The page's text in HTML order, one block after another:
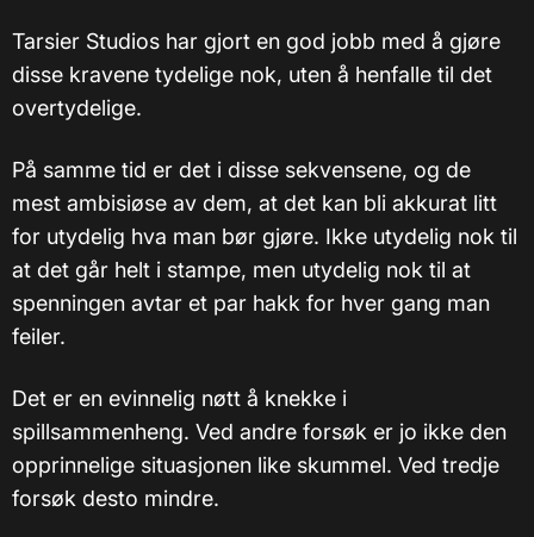
Tarsier Studios har gjort en god jobb med å gjøre
disse kravene tydelige nok, uten å henfalle til det
overtydelige.
På samme tid er det i disse sekvensene, og de
mest ambisiøse av dem, at det kan bli akkurat litt
for utydelig hva man bør gjøre. Ikke utydelig nok til
at det går helt i stampe, men utydelig nok til at
spenningen avtar et par hakk for hver gang man
feiler.
Det er en evinnelig nøtt å knekke i
spillsammenheng. Ved andre forsøk er jo ikke den
opprinnelige situasjonen like skummel. Ved tredje
forsøk desto mindre.